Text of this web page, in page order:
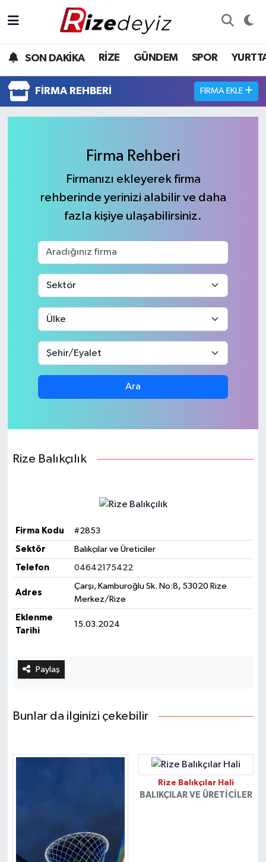
SON DAKİKA RİZE GÜNDEM SPOR
FIRMA REHBERI FIRMA EKLE
Firma Rehberi
Firmanızı ekleyerek firma
rehberinde yerinizi alabilir ve daha
fazla kişiye ulaşabilirsiniz.
Ara
Rize Balıkçılık
Firma Kodu #2853
Sektör Balıkçılar ve Üreticiler
Telefon 04642175422
Adres
Çarşı, Kamburoğlu Sk. No:8, 53020 Rize
Merkez/Rize
Eklenme
Tarihi
15.03.2024
Paylaş
Bunlar da ilginizi çekebilir
Rize Balıkçılar Hali
BALIKÇILAR VE ÜRETICILER
Gündem
Yurttan Haberler
Sağlık
Rize Hava Durumu
Rize Trafik Yoğunluk Haritası
Son Dakika Haberleri